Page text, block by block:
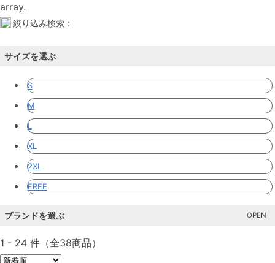
array.
絞り込み検索：
サイズを選ぶ
S
M
L
XL
2XL
FREE
ブランドを選ぶ
1 - 24 件（全38商品）